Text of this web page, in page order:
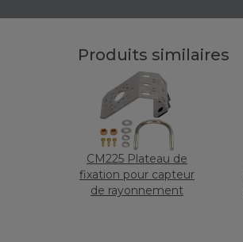
Produits similaires
CM225 Plateau de
fixation pour capteur
de rayonnement